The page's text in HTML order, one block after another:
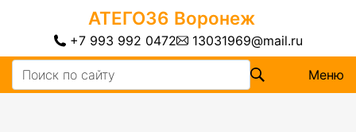
АТЕГО36 Воронеж
+7 993 992 0472 13031969@mail.ru
Меню